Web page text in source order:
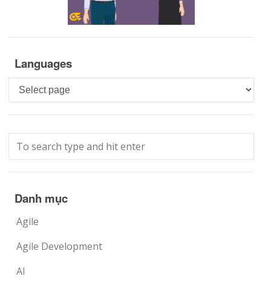
Languages
Languages
Danh mục
Agile
Agile Development
AI